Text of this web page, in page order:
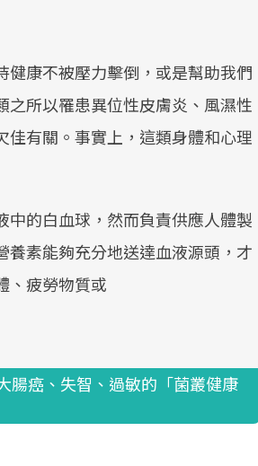
康不被壓力擊倒，或是幫助我們
所以罹患異位性皮膚炎、風濕性
有關。事實上，這類身體和心理
的白血球，然而負責供應人體製
素能夠充分地送達血液源頭，才
、疲勞物質或
腸癌、失智、過敏的「菌叢健康